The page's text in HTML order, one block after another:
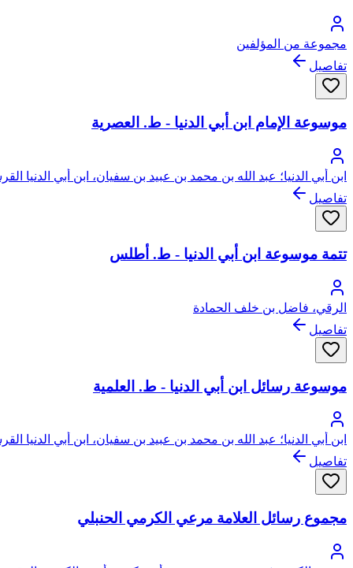
مجموعة من المؤلفين
تفاصيل
موسوعة الإمام ابن أبي الدنيا - ط. العصرية
ابن أبي الدنيا؛ عبد الله بن محمد بن عبيد بن سفيان، ابن أبي الدنيا
تفاصيل
تتمة موسوعة ابن أبي الدنيا - ط. أطلس
الرقي، فاضل بن خلف الحمادة
تفاصيل
موسوعة رسائل ابن أبي الدنيا - ط. العلمية
ابن أبي الدنيا؛ عبد الله بن محمد بن عبيد بن سفيان، ابن أبي الدنيا
تفاصيل
مجموع رسائل العلامة مرعي الكرمي الحنبلي